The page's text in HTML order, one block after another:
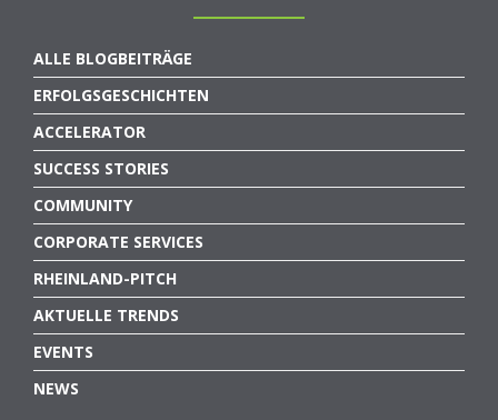
ALLE BLOGBEITRÄGE
ERFOLGSGESCHICHTEN
ACCELERATOR
SUCCESS STORIES
COMMUNITY
CORPORATE SERVICES
RHEINLAND-PITCH
AKTUELLE TRENDS
EVENTS
NEWS